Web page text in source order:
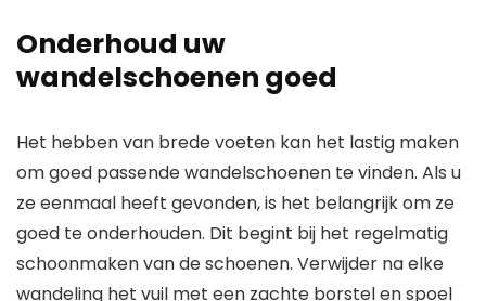
Onderhoud uw
wandelschoenen goed
Het hebben van brede voeten kan het lastig maken
om goed passende wandelschoenen te vinden. Als u
ze eenmaal heeft gevonden, is het belangrijk om ze
goed te onderhouden. Dit begint bij het regelmatig
schoonmaken van de schoenen. Verwijder na elke
wandeling het vuil met een zachte borstel en spoel